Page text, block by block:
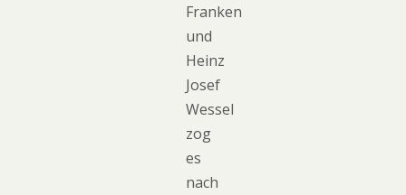
Franken
und
Heinz
Josef
Wessel
zog
es
nach